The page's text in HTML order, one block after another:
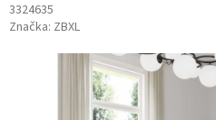
3324635
Značka: ZBXL